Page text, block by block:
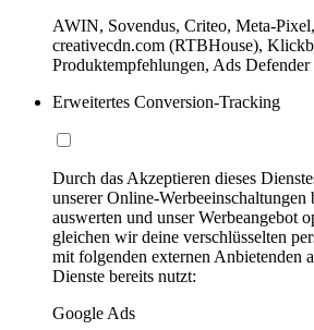
AWIN, Sovendus, Criteo, Meta-
creativecdn.com (RTBHouse),
Produktempfehlungen, Ads Defender
Erweitertes Conversion-Tracking
Durch das Akzeptieren dieses
unserer Online-Werbeeinschaltungen
auswerten und unser Werbeangebot
gleichen wir deine verschlüsselten
mit folgenden externen Anbietenden
Dienste bereits nutzt:
Google Ads